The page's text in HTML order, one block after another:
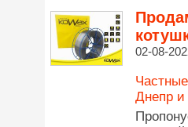
02-08-
Днепр и